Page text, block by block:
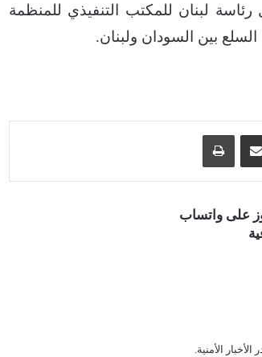
رئاسة لبنان للمكتب التنفيذي للمنظمة
السلع بين السودان ولبنان.
مشاركة عبر البريد
على واتساب
الأمنية.